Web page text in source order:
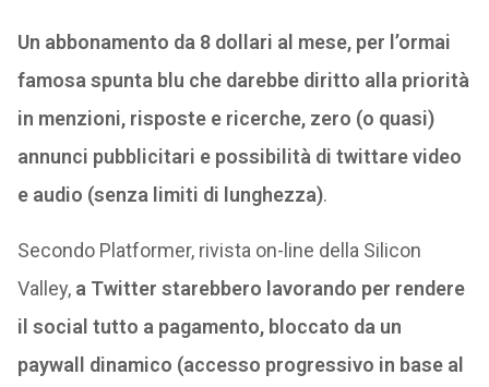
Un abbonamento da 8 dollari al mese, per l’ormai
famosa spunta blu che darebbe diritto alla priorità
in menzioni, risposte e ricerche, zero (o quasi)
annunci pubblicitari e possibilità di twittare video
e audio (senza limiti di lunghezza).
Secondo Platformer, rivista on-line della Silicon
Valley, a Twitter starebbero lavorando per rendere
il social tutto a pagamento, bloccato da un
paywall dinamico (accesso progressivo in base al